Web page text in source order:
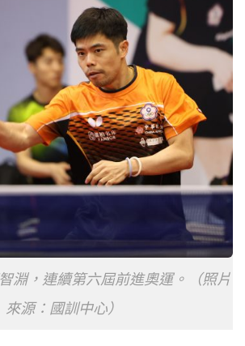
淵，連續第六屆前進奧運。（照片
來源：國訓中心）